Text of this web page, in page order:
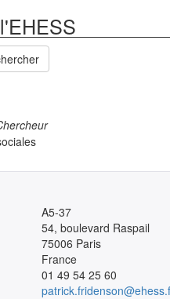
A5-37
54, boulevard Raspail
75006 Paris
France
01 49 54 25 60